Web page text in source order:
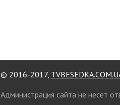
© 2016-2017,
Администрация сайта не несет